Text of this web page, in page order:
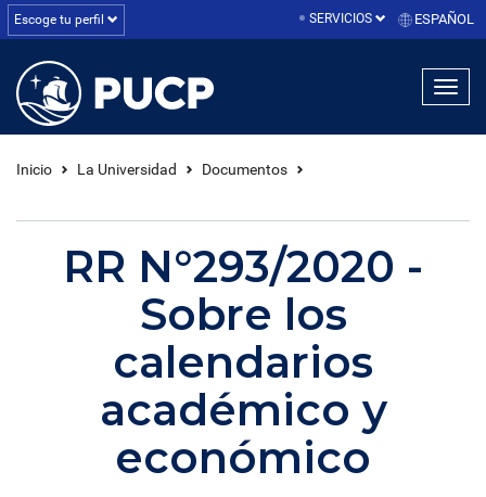
Escoge tu perfil SERVICIOS ESPAÑOL
Inicio La Universidad Documentos
RR N°293/2020 -
Sobre los
calendarios
académico y
económico